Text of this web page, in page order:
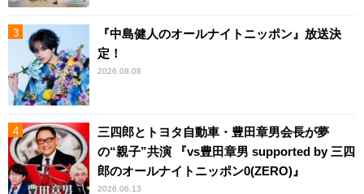
『中島健人のオールナイトニッポン』放送決
定！
2026.08.08
三四郎とトヨタ自動車・豊田章男会長が夢
の“親子”共演 『vs豊田章男 supported by 三四
郎のオールナイトニッポン0(ZERO)』
2026.06.13